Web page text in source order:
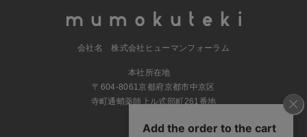
会社名 株式会社ヒューマンフォーラム
本社所在地
〒604-8061京都府京都市中京区
寺町通蛸薬師上ル式部町261番地
MAP